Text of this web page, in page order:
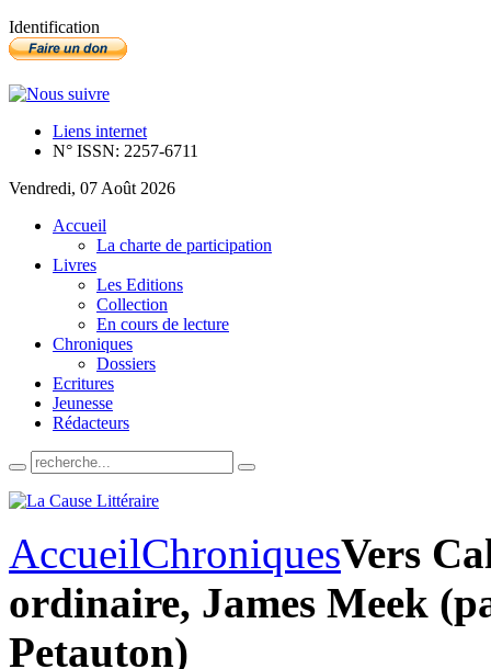
Identification
Liens internet
N° ISSN: 2257-6711
Vendredi, 07 Août 2026
Accueil
La charte de participation
Livres
Les Editions
Collection
En cours de lecture
Chroniques
Dossiers
Ecritures
Jeunesse
Rédacteurs
AccueilChroniquesVers
ordinaire, James Meek
Petauton)